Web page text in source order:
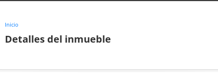
Inicio
Detalles del inmueble